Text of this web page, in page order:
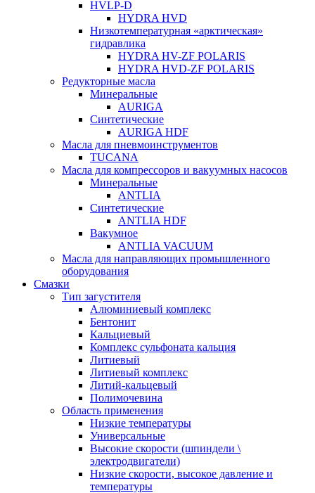
HVLP-D
HYDRA HVD
Низкотемпературная «арктическая»
гидравлика
HYDRA HV-ZF POLARIS
HYDRA HVD-ZF POLARIS
Редукторные масла
Минеральные
AURIGA
Синтетические
AURIGA HDF
Масла для пневмоинструментов
TUCANA
Масла для компрессоров и вакуумных насосов
Минеральные
ANTLIA
Синтетические
ANTLIA HDF
Вакумное
ANTLIA VACUUM
Масла для направляющих промышленного
оборудования
Смазки
Тип загустителя
Алюминиевый комплекс
Бентонит
Кальциевый
Комплекс сульфоната кальция
Литиевый
Литиевый комплекс
Литий-кальцевый
Полимочевина
Область применения
Низкие температуры
Универсальные
Высокие скорости (шпиндели \
электродвигатели)
Низкие скорости, высокое давление и
температуры